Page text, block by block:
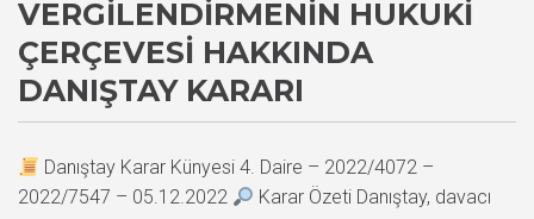
VERGILENDIRMENIN HUKUKI
ÇERÇEVESI HAKKINDA
DANIŞTAY KARARI
Danıştay Karar Künyesi 4. Daire – 2022/4072 –
2022/7547 – 05.12.2022
Karar Özeti Danıştay, davacı